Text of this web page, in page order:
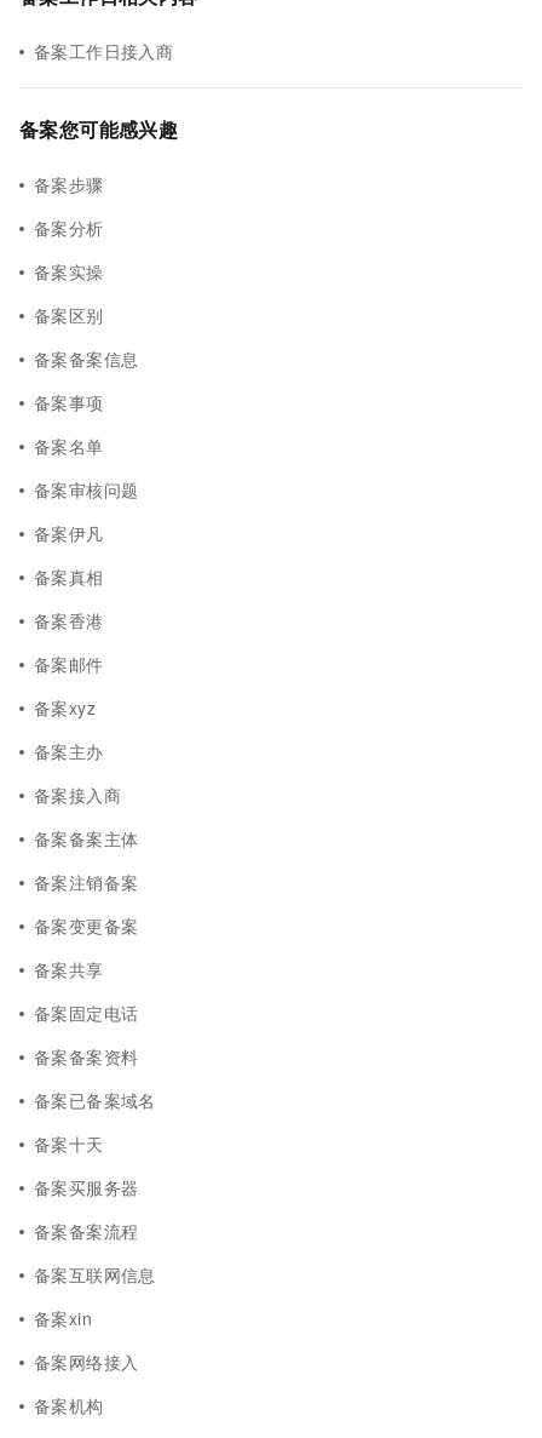
备案工作日接入商
备案您可能感兴趣
备案步骤
备案分析
备案实操
备案区别
备案备案信息
备案事项
备案名单
备案审核问题
备案伊凡
备案真相
备案香港
备案邮件
备案xyz
备案主办
备案接入商
备案备案主体
备案注销备案
备案变更备案
备案共享
备案固定电话
备案备案资料
备案已备案域名
备案十天
备案买服务器
备案备案流程
备案互联网信息
备案xin
备案网络接入
备案机构